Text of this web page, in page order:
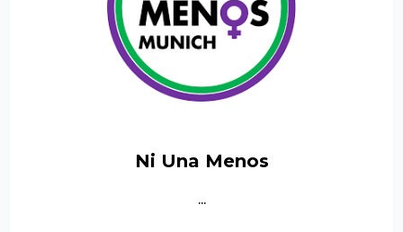
Ni Una Menos
...